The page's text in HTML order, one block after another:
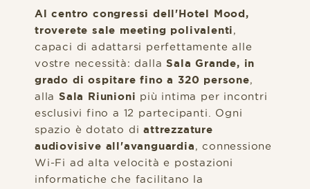
Al centro congressi dell'Hotel Mood,
troverete sale meeting polivalenti,
capaci di adattarsi perfettamente alle
vostre necessità: dallaSala Grande, in
grado di ospitare fino a 320 persone,
alla Sala Riunioni più intima per incontri
esclusivi fino a 12 partecipanti. Ogni
spazio è dotato diattrezzature
audiovisive all'avanguardia, connessione
Wi-Fi ad alta velocità e postazioni
informatiche che facilitano la